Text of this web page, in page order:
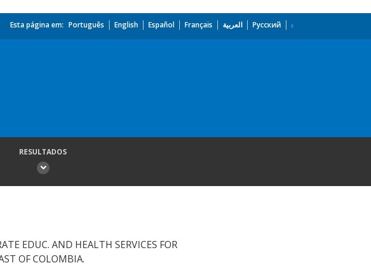
Esta página em: Português English Español Français العربية Русский
RESULTADOS
EDUC. AND HEALTH SERVICES FOR
OF COLOMBIA.